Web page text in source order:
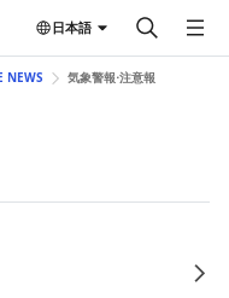
日本語
NEWS 気象警報⋅注意報